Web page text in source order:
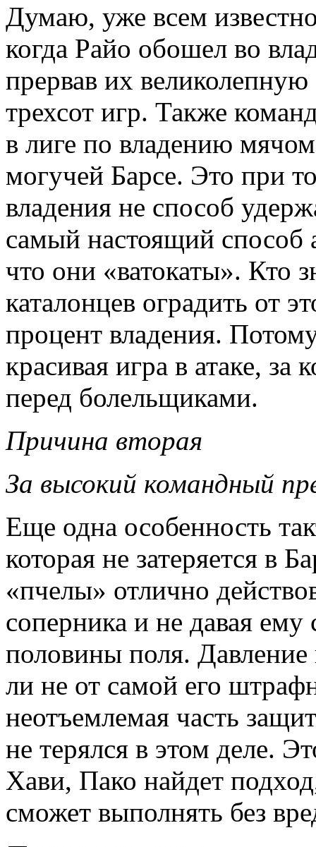
Думаю, уже всем
когда Райо обошел во
прервав их
трехсот игр. Также
в лиге по владению
могучей Барсе. Это при
владения не способ
самый настоящий способ
что они «ватокаты». Кто
каталонцев оградить от
процент владения.
красивая игра в атаке,
перед болельщиками.
Причина вторая
За высокий командный
Еще одна особенность
которая не затеряется в
«пчелы» отлично
соперника и не давая
половины поля. Давление
ли не от самой его
неотъемлемая часть
не терялся в этом деле.
Хави, Пако найдет
сможет выполнять без